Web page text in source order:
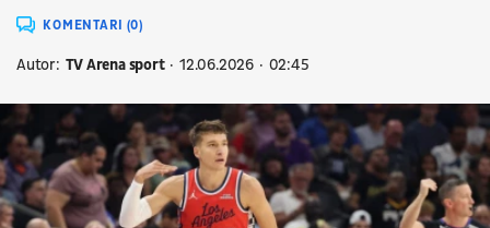
KOMENTARI (0)
Autor: TV Arena sport 12.06.2026 02:45